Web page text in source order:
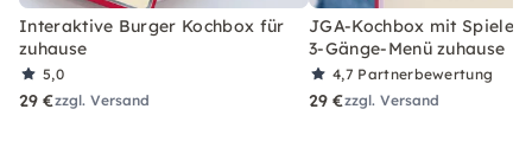
Interaktive Burger Kochbox für
zuhause
5,0
29 €zzgl. Versand
JGA-Kochbox mit Spielen
3-Gänge-Menü zuhause
4,7 Partnerbewertung
29 €zzgl. Versand